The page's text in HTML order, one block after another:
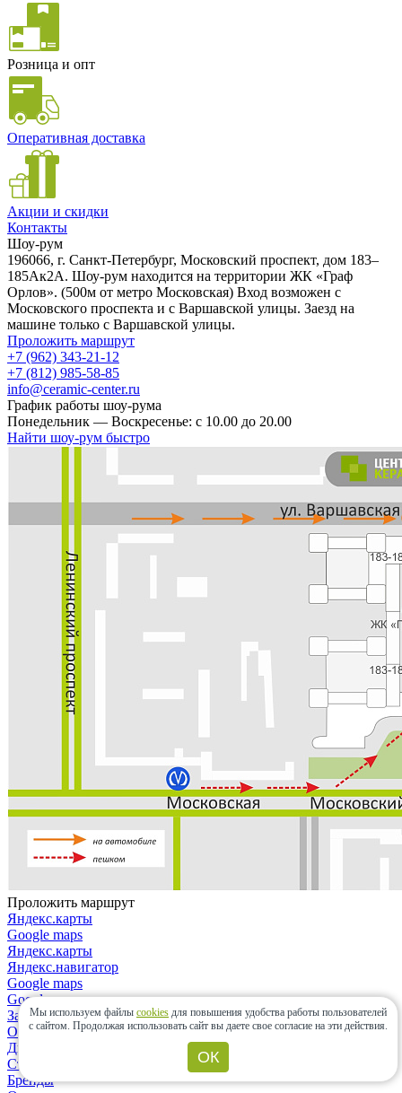
Розница и опт
Оперативная доставка
Акции и скидки
Контакты
Шоу-рум
196066, г. Санкт-Петербург, Московский проспект, дом 183–
185Ак2А. Шоу-рум находится на территории ЖК «Граф
Орлов». (500м от метро Московская) Вход возможен с
Московского проспекта и с Варшавской улицы. Заезд на
машине только с Варшавской улицы.
Проложить маршрут
+7 (962) 343-21-12
+7 (812) 985-58-85
info@ceramic-center.ru
График работы шоу-рума
Понедельник — Воскресенье: с 10.00 до 20.00
Найти шоу-рум быстро
Проложить маршрут
Яндекс.карты
Google maps
Яндекс.карты
Яндекс.навигатор
Google maps
Google maps
Закрыть
О компании
Дизайнерам и архитекторам
Строительным организациям
Бренды
Мы используем файлы cookies для повышения удобства работы пользователей
с сайтом. Продолжая использовать сайт вы даете свое согласие на эти действия.
ОК